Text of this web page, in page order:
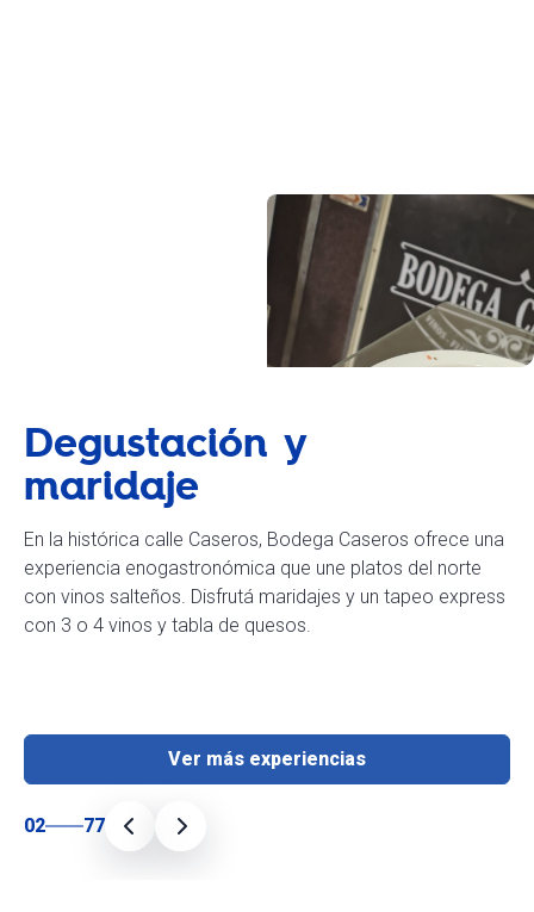
Degustación y
maridaje
En la histórica calle Caseros, Bodega Caseros ofrece una
experiencia enogastronómica que une platos del norte
con vinos salteños. Disfrutá maridajes y un tapeo express
con 3 o 4 vinos y tabla de quesos.
Ver más experiencias
02 77